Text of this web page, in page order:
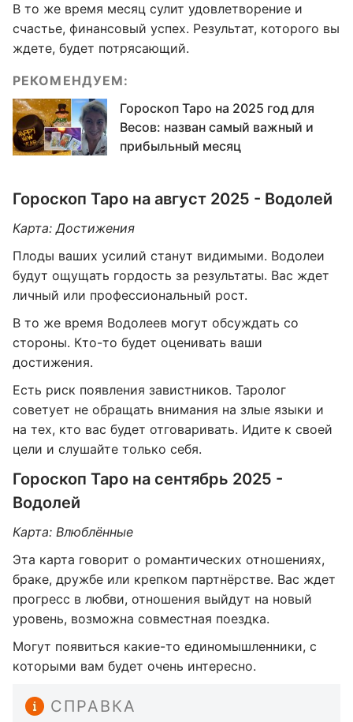
В то же время месяц сулит удовлетворение и
счастье, финансовый успех. Результат, которого вы
ждете, будет потрясающий.
РЕКОМЕНДУЕМ:
Гороскоп Таро на 2025 год для
Весов: назван самый важный и
прибыльный месяц
Гороскоп Таро на август 2025 - Водолей
Карта: Достижения
Плоды ваших усилий станут видимыми. Водолеи
будут ощущать гордость за результаты. Вас ждет
личный или профессиональный рост.
В то же время Водолеев могут обсуждать со
стороны. Кто-то будет оценивать ваши
достижения.
Есть риск появления завистников. Таролог
советует не обращать внимания на злые языки и
на тех, кто вас будет отговаривать. Идите к своей
цели и слушайте только себя.
Гороскоп Таро на сентябрь 2025 -
Водолей
Карта: Влюблённые
Эта карта говорит о романтических отношениях,
браке, дружбе или крепком партнёрстве. Вас ждет
прогресс в любви, отношения выйдут на новый
уровень, возможна совместная поездка.
Могут появиться какие-то единомышленники, с
которыми вам будет очень интересно.
СПРАВКА